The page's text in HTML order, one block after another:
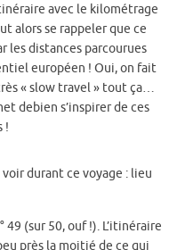
avec le kilométrage
alors se rappeler que ce
les distances parcourues
européen ! Oui, on fait
« slow travel » tout ça…
debien s’inspirer de ces
!
durant ce voyage : lieu
49 (sur 50, ouf !). L’itinéraire
près la moitié de ce qui